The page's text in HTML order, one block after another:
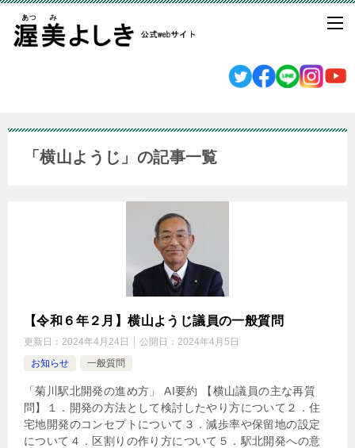
「横山ようじ」の記事一覧
【令和６年２月】横山ようじ議員の一般質問
更新日： 2024年4月24日 公開日： 2024年4月5日
お知らせ
一般質問
「菊川駅北開発の進め方」 AI要約 【横山議員の主な再質
問】１．開発の方法として検討したやり方について２．住
宅地開発のコンセプトについて３．減歩率や保留地の設定
について４．区割りの作り方について５．駅北開発への意